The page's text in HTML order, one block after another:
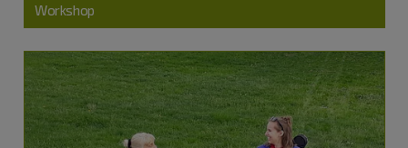
Workshop